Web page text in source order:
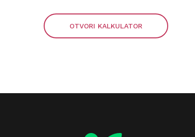
OTVORI KALKULATOR